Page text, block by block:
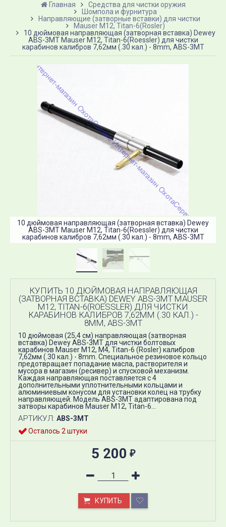
Главная
Средства для чистки оружия
Шомпола и фурнитура
Направляющие (затворные вставки) для чистки
Mauser М12, Titan-6(Rosler)
10 дюймовая направляющая (затворная вставка) Dewey
ABS-3MT Mauser М12, Titan-6(Roessler) для чистки
карабинов калибров 7,62мм (.30 кал.) - 8mm, ABS-3MT
10 дюймовая направляющая (затворная вставка) Dewey
ABS-3MT Mauser М12, Titan-6(Roessler) для чистки
карабинов калибров 7,62мм (.30 кал.) - 8mm, ABS-3MT
КУПИТЬ 10 ДЮЙМОВАЯ НАПРАВЛЯЮЩАЯ
(ЗАТВОРНАЯ ВСТАВКА) DEWEY ABS-3MT MAUSER
М12, TITAN-6(ROESSLER) ДЛЯ ЧИСТКИ
КАРАБИНОВ КАЛИБРОВ 7,62ММ (.30 КАЛ.) -
8MM, ABS-3MT
10 дюймовая (25,4 см) направляющая (затворная
вставка) Dewey ABS-3MT для чистки болтовых
карабинов Mauser М12, М4, Titan-6 (Rosler) калибров
7,62мм (.30 кал.) - 8mm. Специальное резиновое кольцо
предотвращает попадание масла, растворителя и
мусора в магазин (ресивер) и спусковой механизм.
Каждая направляющая поставляется с 4
дополнительными уплотнительными кольцами и
алюминиевым конусом для установки колец на трубку
направляющей. Модель ABS-3MT адаптирована под
затворы карабинов Mauser М12, Titan-6...
АРТИКУЛ: ABS-3MT
Осталось 2 штуки
5 200 ₽
КУПИТЬ